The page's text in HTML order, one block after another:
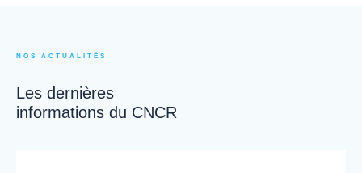
NOS ACTUALITÉS
Les dernières
informations du CNCR